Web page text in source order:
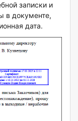
записки и
в документе,
дата.